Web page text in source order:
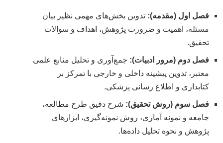
فصل اول (مقدمه): تدوین بخش‌های مهمی نظیر بیان
مسئله، اهمیت و ضرورت پژوهش، اهداف و سوالات
تحقیق.
فصل دوم (مرور ادبیات): جمع‌آوری و تحلیل منابع علمی
معتبر، تدوین پیشینه داخلی و خارجی با تمرکز بر
کتابداری و اطلاع رسانی پزشکی.
فصل سوم (روش تحقیق): شرح دقیق طرح مطالعه،
جامعه و نمونه آماری، روش نمونه‌گیری، ابزارهای
پژوهش و نحوه تحلیل داده‌ها.